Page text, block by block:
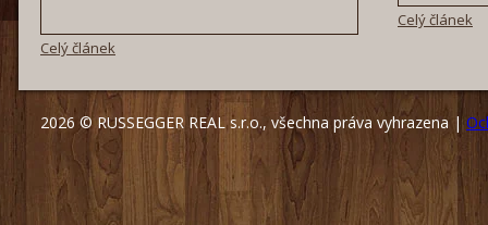
Celý článek
Celý článek
2026 © RUSSEGGER REAL s.r.o., všechna práva vyhrazena |